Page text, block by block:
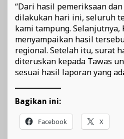
“Dari hasil pemeriksaan
dilakukan hari ini, seluruh
kami tampung. Selanjutnya,
menyampaikan hasil
regional. Setelah itu, surat
diteruskan kepada Tawas
sesuai hasil laporan yang
Bagikan ini:
Facebook X